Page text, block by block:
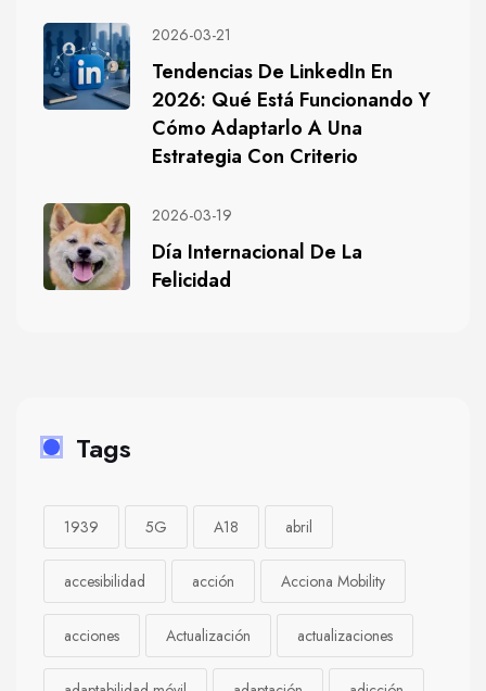
2026-03-21
Tendencias De LinkedIn En
2026: Qué Está Funcionando Y
Cómo Adaptarlo A Una
Estrategia Con Criterio
2026-03-19
Día Internacional De La
Felicidad
Tags
1939 5G A18 abril
accesibilidad acción Acciona Mobility
acciones Actualización actualizaciones